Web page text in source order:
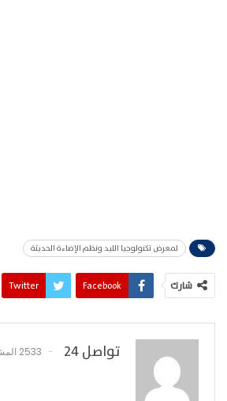
لمعرض تكنولوجيا الليد ونظم الإضاءة الحديثة
شارك Facebook
Twitter
تواصل 24 2533 المشاركات